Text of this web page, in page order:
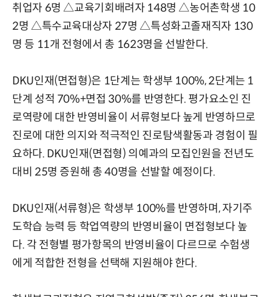
취업자 6명 △교육기회배려자 148명 △농어촌학생 10
2명 △특수교육대상자 27명 △특성화고졸재직자 130
명 등 11개 전형에서 총 1623명을 선발한다.
DKU인재(면접형)은 1단계는 학생부 100%, 2단계는 1
단계 성적 70%+면접 30%를 반영한다. 평가요소인 진
로역량에 대한 반영비율이 서류형보다 높게 반영하므로
진로에 대한 의지와 적극적인 진로탐색활동과 경험이 필
요하다. DKU인재(면접형) 의예과의 모집인원을 전년도
대비 25명 증원해 총 40명을 선발할 예정이다.
DKU인재(서류형)은 학생부 100%를 반영하며, 자기주
도학습 능력 등 학업역량의 반영비율이 면접형보다 높
다. 각 전형별 평가항목의 반영비율이 다르므로 수험생
에게 적합한 전형을 선택해 지원해야 한다.